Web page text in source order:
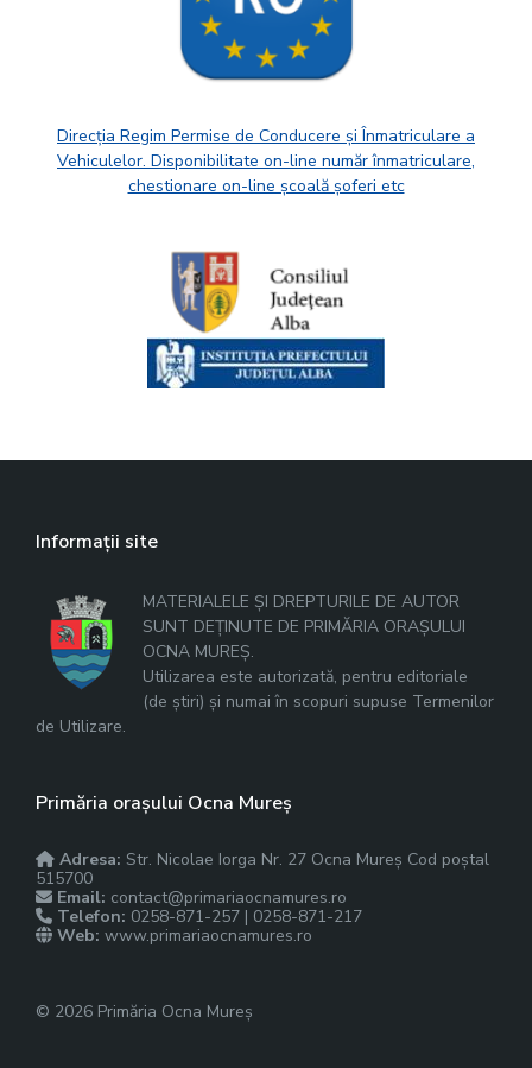
Direcția Regim Permise de Conducere și Înmatriculare a
Vehiculelor. Disponibilitate on-line număr înmatriculare,
chestionare on-line școală șoferi etc
Informații site
MATERIALELE ȘI DREPTURILE DE AUTOR
SUNT DEȚINUTE DE PRIMĂRIA ORAȘULUI
OCNA MUREȘ.
Utilizarea este autorizată, pentru editoriale
(de știri) și numai în scopuri supuse Termenilor
de Utilizare.
Primăria orașului Ocna Mureș
Adresa: Str. Nicolae Iorga Nr. 27 Ocna Mureș Cod poștal
515700
Email: contact@primariaocnamures.ro
Telefon: 0258-871-257 | 0258-871-217
Web: www.primariaocnamures.ro
© 2026 Primăria Ocna Mureș